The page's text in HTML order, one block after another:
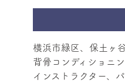
横浜市緑区、保土ヶ
背骨コンディショニ
インストラクター、